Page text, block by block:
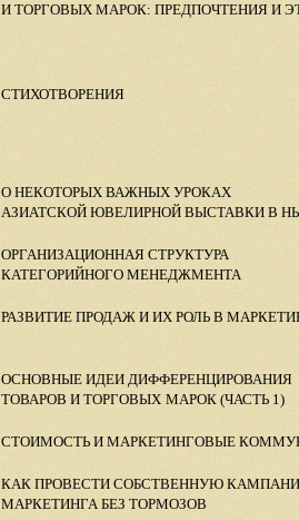
И ТОРГОВЫХ МАРОК: ПРЕДПОЧТЕНИЯ И
СТИХОТВОРЕНИЯ
О НЕКОТОРЫХ ВАЖНЫХ УРОКАХ
АЗИАТСКОЙ ЮВЕЛИРНОЙ ВЫСТАВКИ В
ОРГАНИЗАЦИОННАЯ СТРУКТУРА
КАТЕГОРИЙНОГО МЕНЕДЖМЕНТА
РАЗВИТИЕ ПРОДАЖ И ИХ РОЛЬ В
ОСНОВНЫЕ ИДЕИ ДИФФЕРЕНЦИРОВАНИЯ
ТОВАРОВ И ТОРГОВЫХ МАРОК (ЧАСТЬ 1)
СТОИМОСТЬ И МАРКЕТИНГОВЫЕ
КАК ПРОВЕСТИ СОБСТВЕННУЮ
МАРКЕТИНГА БЕЗ ТОРМОЗОВ